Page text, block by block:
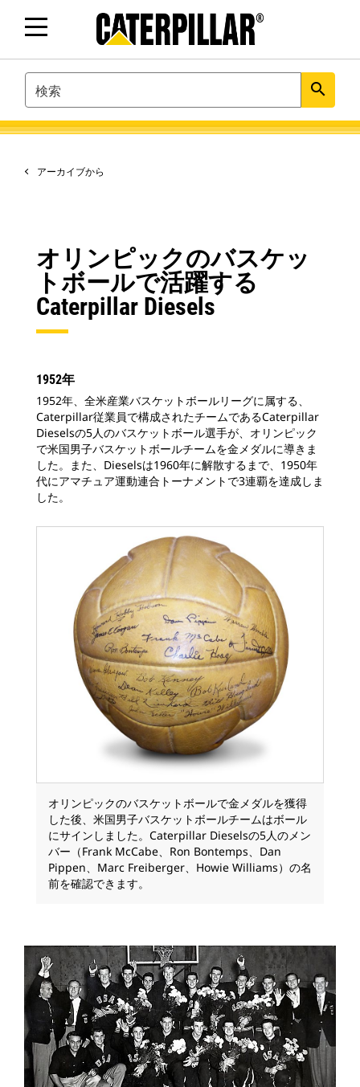
SEARCH search
アーカイブから
オリンピックのバスケッ
トボールで活躍する
Caterpillar Diesels
1952年
1952年、全米産業バスケットボールリーグに属する、
Caterpillar従業員で構成されたチームであるCaterpillar
Dieselsの5人のバスケットボール選手が、オリンピック
で米国男子バスケットボールチームを金メダルに導きま
した。また、Dieselsは1960年に解散するまで、1950年
代にアマチュア運動連合トーナメントで3連覇を達成しま
した。
オリンピックのバスケットボールで金メダルを獲得
した後、米国男子バスケットボールチームはボール
にサインしました。Caterpillar Dieselsの5人のメン
バー（Frank McCabe、Ron Bontemps、Dan
Pippen、Marc Freiberger、Howie Williams）の名
前を確認できます。